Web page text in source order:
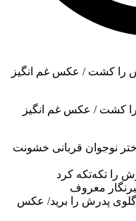
12 ساله اش را کشت / عکس غم انگیز
دختر 18 ساله/دختر نوجوان قربانی خشونت
را تکه‌تکه کرد
معروف
پدرش را برید/ عکس